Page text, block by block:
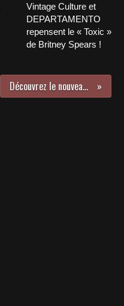
Vintage Culture et
DEPARTAMENTO
repensent le « Toxic »
de Britney Spears !
Découvrez le nouveau clip de KIZ !